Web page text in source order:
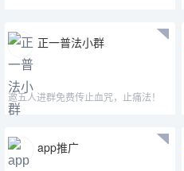
正一普法小群
邀五人进群免费传止血咒，止痛法！
app推广